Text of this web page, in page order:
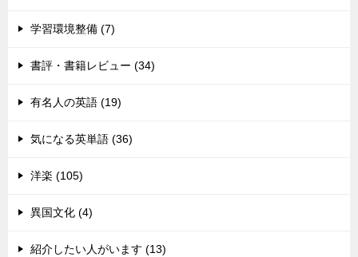
学習環境整備 (7)
書評・書籍レビュー (34)
有名人の英語 (19)
気になる英単語 (36)
洋楽 (105)
異国文化 (4)
紹介したい人がいます (13)